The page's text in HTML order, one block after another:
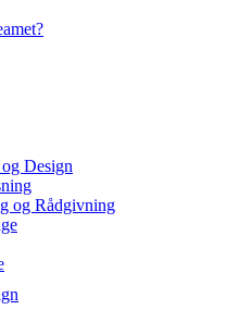
Design
og Rådgivning